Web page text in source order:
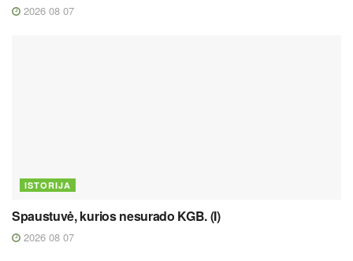
2026 08 07
ISTORIJA
Spaustuvė, kurios nesurado KGB. (I)
2026 08 07